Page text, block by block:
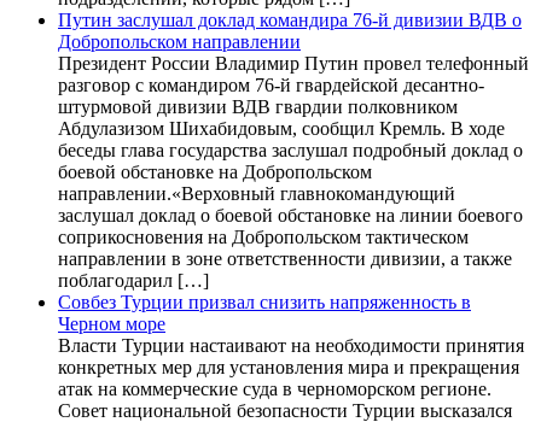
Путин заслушал доклад командира 76-й дивизии ВДВ о
Добропольском направлении
Президент России Владимир Путин провел телефонный
разговор с командиром 76-й гвардейской десантно-
штурмовой дивизии ВДВ гвардии полковником
Абдулазизом Шихабидовым, сообщил Кремль. В ходе
беседы глава государства заслушал подробный доклад о
боевой обстановке на Добропольском
направлении.«Верховный главнокомандующий
заслушал доклад о боевой обстановке на линии боевого
соприкосновения на Добропольском тактическом
направлении в зоне ответственности дивизии, а также
поблагодарил […]
Совбез Турции призвал снизить напряженность в
Черном море
Власти Турции настаивают на необходимости принятия
конкретных мер для установления мира и прекращения
атак на коммерческие суда в черноморском регионе.
Совет национальной безопасности Турции высказался